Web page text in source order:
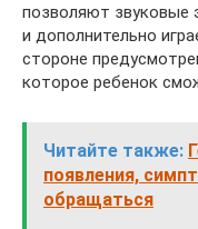
позволяют звуковые
и дополнительно
стороне
которое ребенок
Читайте также:
появления,
обращаться